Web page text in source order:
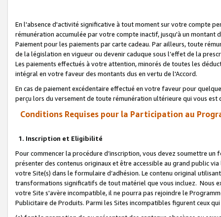
En l'absence d'activité significative à tout moment sur votre compte
rémunération accumulée par votre compte inactif, jusqu'à un montant
Paiement pour les paiements par carte cadeau. Par ailleurs, toute
de la législation en vigueur ou devenir caduque sous l’effet de la
Les paiements effectués à votre attention, minorés de toutes les
intégral en votre faveur des montants dus en vertu de l'Accord.
En cas de paiement excédentaire effectué en votre faveur pour
perçu lors du versement de toute rémunération ultérieure qui vous est
Conditions Requises pour la Participation au
1. Inscription et Eligibilité
Pour commencer la procédure d’inscription, vous devez soumettre
présenter des contenus originaux et être accessible au grand public
votre Site(s) dans le formulaire d’adhésion. Le contenu original
transformations significatifs de tout matériel que vous incluez. Nous
votre Site s'avère incompatible, il ne pourra pas rejoindre le
Publicitaire de Produits. Parmi les Sites incompatibles figurent ceux